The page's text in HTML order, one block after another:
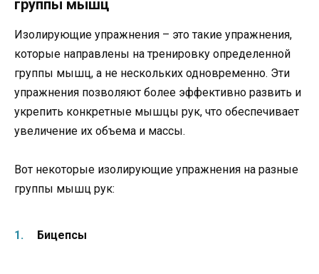
группы мышц
Изолирующие упражнения – это такие упражнения,
которые направлены на тренировку определенной
группы мышц, а не нескольких одновременно. Эти
упражнения позволяют более эффективно развить и
укрепить конкретные мышцы рук, что обеспечивает
увеличение их объема и массы.
Вот некоторые изолирующие упражнения на разные
группы мышц рук:
Бицепсы